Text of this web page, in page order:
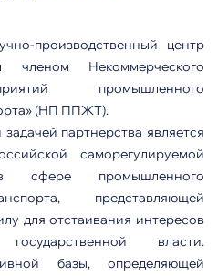
производственный центр
членом Некоммерческого
промышленного
(НП ППЖТ).
партнерства является
саморегулируемой
сфере промышленного
представляющей
для отстаивания интересов
власти.
базы, определяющей